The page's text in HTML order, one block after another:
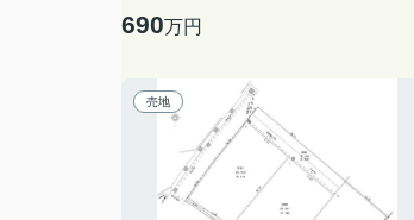
690万円
売地